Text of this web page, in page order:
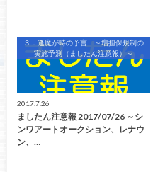
３．逢魔が時の予言 ～増担保規制の
実施予測（ましたん注意報）～
2017.7.26
ましたん注意報 2017/07/26 ～シ
ンワアートオークション、レナウ
ン、…